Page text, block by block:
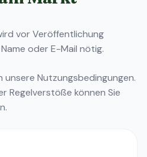
vor Veröffentlichung
oder E-Mail nötig.
unsere Nutzungsbedingungen.
Regelverstöße können Sie